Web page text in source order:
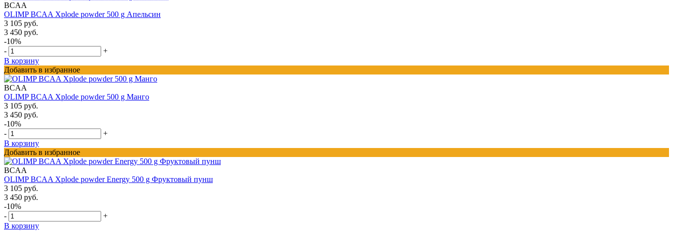
BCAA
OLIMP BCAA Xplode powder 500 g Апельсин
3 105 руб.
3 450 руб.
-10%
-
+
В корзину
Добавить в избранное
BCAA
OLIMP BCAA Xplode powder 500 g Манго
3 105 руб.
3 450 руб.
-10%
-
+
В корзину
Добавить в избранное
BCAA
OLIMP BCAA Xplode powder Energy 500 g Фруктовый пунш
3 105 руб.
3 450 руб.
-10%
-
+
В корзину